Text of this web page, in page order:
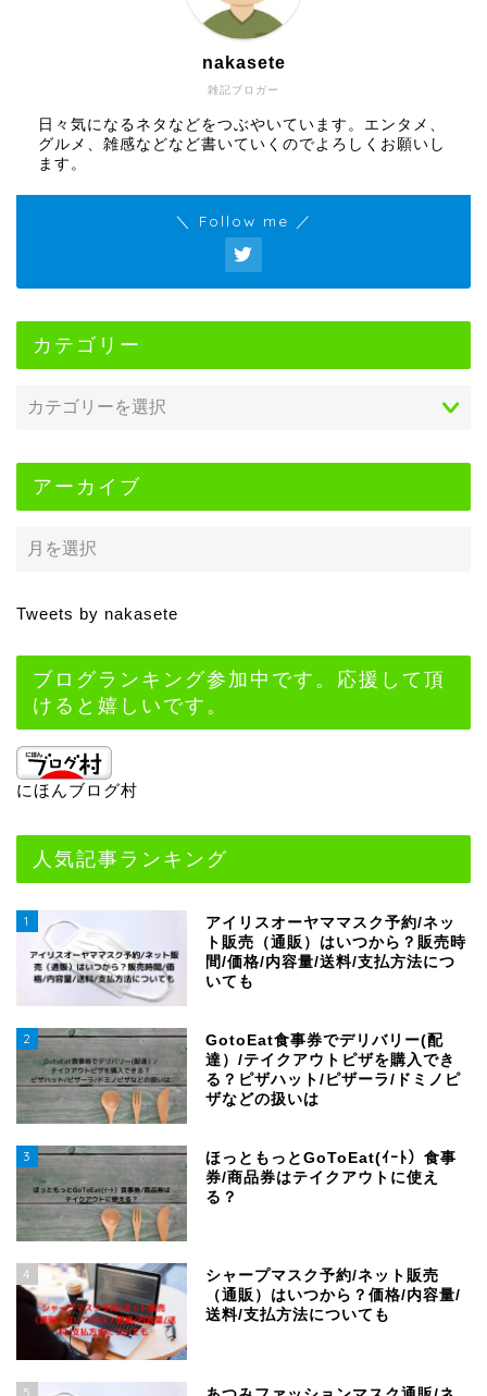
雑記ブロガー
nakasete
日々気になるネタなどをつぶやいています。エンタメ、
グルメ、雑感などなど書いていくのでよろしくお願いし
ます。
＼ Follow me ／
カテゴリー
アーカイブ
Tweets by nakasete
ブログランキング参加中です。応援して頂
けると嬉しいです。
にほんブログ村
人気記事ランキング
1
アイリスオーヤママスク予約/ネッ
ト販売（通販）はいつから？販売時
間/価格/内容量/送料/支払方法につ
いても
2
GotoEat食事券でデリバリー(配
達）/テイクアウトピザを購入でき
る？ピザハット/ピザーラ/ドミノピ
ザなどの扱いは
3
ほっともっとGoToEat(ｲｰﾄ）食事
券/商品券はテイクアウトに使え
る？
4
シャープマスク予約/ネット販売
（通販）はいつから？価格/内容量/
送料/支払方法についても
5